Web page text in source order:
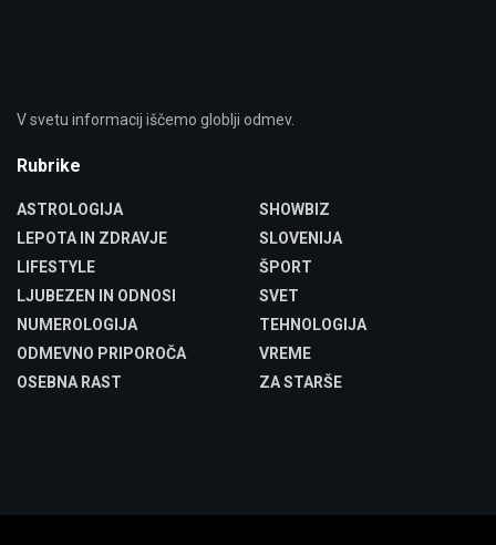
V svetu informacij iščemo globlji odmev.
Rubrike
ASTROLOGIJA
LEPOTA IN ZDRAVJE
LIFESTYLE
LJUBEZEN IN ODNOSI
NUMEROLOGIJA
ODMEVNO PRIPOROČA
OSEBNA RAST
SHOWBIZ
SLOVENIJA
ŠPORT
SVET
TEHNOLOGIJA
VREME
ZA STARŠE